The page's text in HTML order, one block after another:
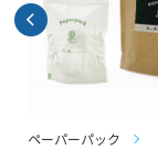
ペーパーパック